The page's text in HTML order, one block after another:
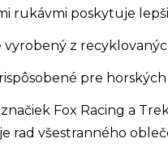
rukávmi poskytuje
vyrobený z
pre
Fox Racing a
rad všestranného